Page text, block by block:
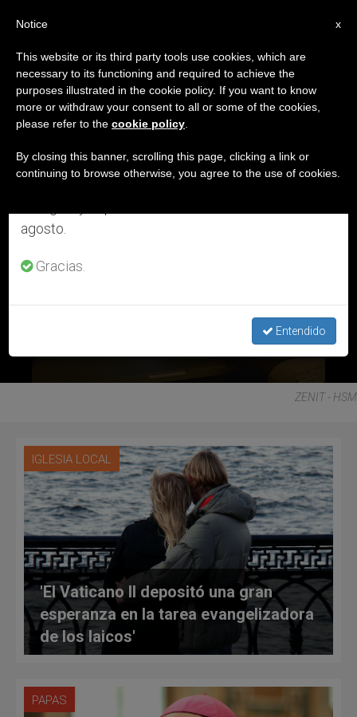
DÍA
Noviembre 7th, 2015
ÚLTIMAS NOTICIAS
DESCARGAR EL SERVICIO DIARIO DE ZENIT EN
ZENIT - HSM
IGLESIA LOCAL
'El Vaticano II depositó una gran
esperanza en la tarea evangelizadora
de los laicos'
PAPAS
×
Aviso importante
Del 27 de julio al 7 de agosto haremos la pausa
anual, aprovechando que en el periodo de verano
se generan menos informaciones y también el
agosto.
Gracias.
Entendido
x
Notice
This website or its third party tools use cookies, which are
necessary to its functioning and required to achieve the
purposes illustrated in the cookie policy. If you want to know
more or withdraw your consent to all or some of the cookies,
please refer to the cookie policy
By closing this banner, scrolling this page, clicking a link or
continuing to browse otherwise, you agree to the use of cookies.